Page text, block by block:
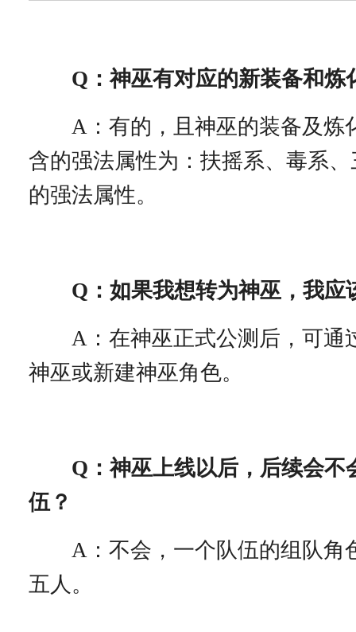
Q：神巫有对应的新装备和炼
A：有的，且神巫的装备及炼
含的强法属性为：扶摇系、毒系
的强法属性。
Q：如果我想转为神巫，我应
A：在神巫正式公测后，可通
神巫或新建神巫角色。
Q：神巫上线以后，后续会不
伍？
A：不会，一个队伍的组队角
五人。